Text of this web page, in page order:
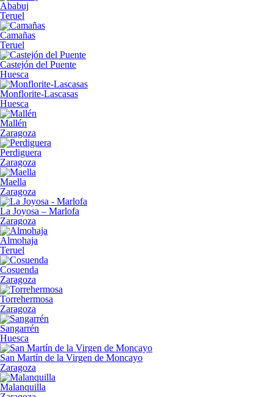
Ababuj
Teruel
Camañas
Teruel
Castejón del Puente
Huesca
Monflorite-Lascasas
Huesca
Mallén
Zaragoza
Perdiguera
Zaragoza
Maella
Zaragoza
La Joyosa – Marlofa
Zaragoza
Almohaja
Teruel
Cosuenda
Zaragoza
Torrehermosa
Zaragoza
Sangarrén
Huesca
San Martín de la Virgen de Moncayo
Zaragoza
Malanquilla